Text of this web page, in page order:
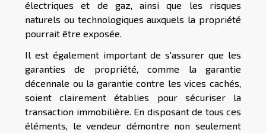
électriques et de gaz, ainsi que les risques
naturels ou technologiques auxquels la propriété
pourrait être exposée.
Il est également important de s'assurer que les
garanties de propriété, comme la garantie
décennale ou la garantie contre les vices cachés,
soient clairement établies pour sécuriser la
transaction immobilière. En disposant de tous ces
éléments, le vendeur démontre non seulement